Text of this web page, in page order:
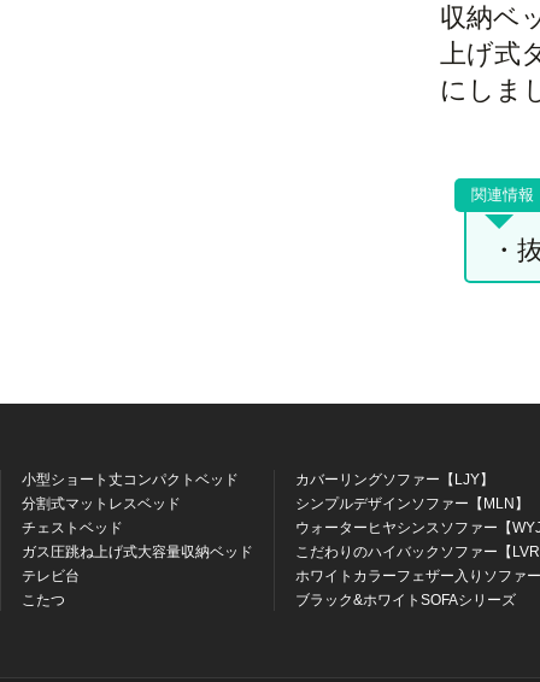
収納ベ
上げ式
にしま
・
小型ショート丈コンパクトベッド
分割式マットレスベッド
チェストベッド
ガス圧跳ね上げ式大容量収納ベッド
テレビ台
こたつ
カバーリングソファー【LJY】
シンプルデザインソファー【MLN】
ウォーターヒヤシンスソファー【
こだわりのハイバックソファー【
ホワイトカラーフェザー入りソファ
ブラック&ホワイトSOFAシリーズ